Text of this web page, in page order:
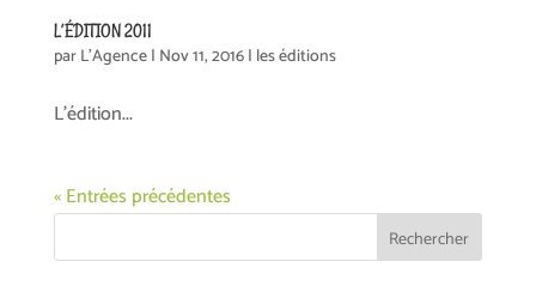
L’ÉDITION 2011
parL'Agence| Nov 11, 2016| les éditions
L’édition...
« Entrées précédentes